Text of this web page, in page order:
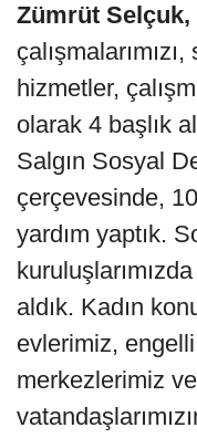
Zümrüt Selçuk,
hizmetler,
olarak 4 başlık
Salgın Sosyal
çerçevesinde,
yardım yaptık.
aldık. Kadın
evlerimiz,
merkezlerimiz